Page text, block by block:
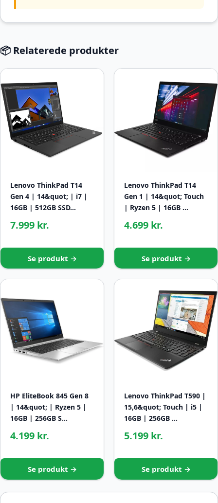
📦 Relaterede produkter
Lenovo ThinkPad T14
Gen 4 | 14&quot; | i7 |
16GB | 512GB SSD…
7.999 kr.
Se produkt →
Lenovo ThinkPad T14
Gen 1 | 14&quot; Touch
| Ryzen 5 | 16GB …
4.699 kr.
Se produkt →
HP EliteBook 845 Gen 8
| 14&quot; | Ryzen 5 |
16GB | 256GB S…
4.199 kr.
Se produkt →
Lenovo ThinkPad T590 |
15,6&quot; Touch | i5 |
16GB | 256GB …
5.199 kr.
Se produkt →